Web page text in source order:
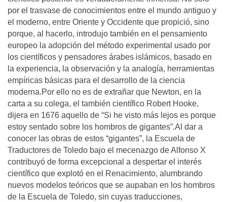
por el trasvase de conocimientos entre el mundo antiguo y
el moderno, entre Oriente y Occidente que propició, sino
porque, al hacerlo, introdujo también en el pensamiento
europeo la adopción del método experimental usado por
los científicos y pensadores árabes islámicos, basado en
la experiencia, la observación y la analogía, herramientas
empíricas básicas para el desarrollo de la ciencia
moderna.Por ello no es de extrañar que Newton, en la
carta a su colega, el también científico Robert Hooke,
dijera en 1676 aquello de “Si he visto más lejos es porque
estoy sentado sobre los hombros de gigantes”.Al dar a
conocer las obras de estos “gigantes”, la Escuela de
Traductores de Toledo bajo el mecenazgo de Alfonso X
contribuyó de forma excepcional a despertar el interés
científico que explotó en el Renacimiento, alumbrando
nuevos modelos teóricos que se aupaban en los hombros
de la Escuela de Toledo, sin cuyas traducciones,